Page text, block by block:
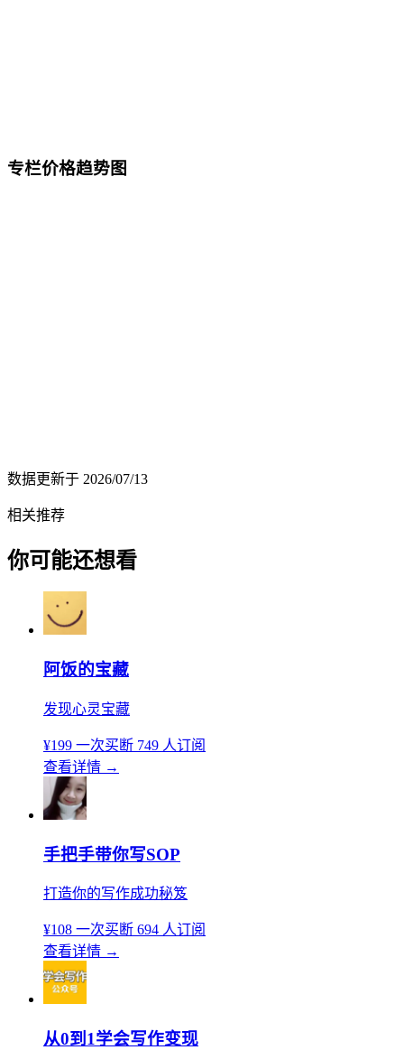
专栏价格趋势图
数据更新于 2026/07/13
相关推荐
你可能还想看
阿饭的宝藏
发现心灵宝藏
¥199 一次买断 749 人订阅
查看详情 →
手把手带你写SOP
打造你的写作成功秘笈
¥108 一次买断 694 人订阅
查看详情 →
从0到1学会写作变现